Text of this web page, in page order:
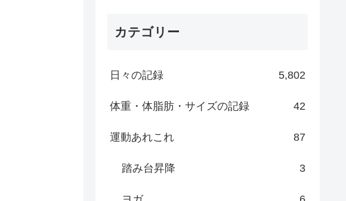
カテゴリー
日々の記録 5,802
体重・体脂肪・サイズの記録 42
運動あれこれ 87
踏み台昇降 3